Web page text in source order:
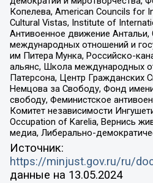
Копелева, American Councils for
Cultural Vistas, Institute of
Антивоенное движение
международных отношений и
им Питера Мунка, Российско-
альянс, Школа международных
Патерсона, Центр Гражданских
Немцова за Свободу, Фонд
свободу, Феминистское
Комитет независимости
Occupation of Karelia, Вернись
медиа, Либерально-
Источник:
https://minjust.gov.ru/ru/
данные на 13.05.2024